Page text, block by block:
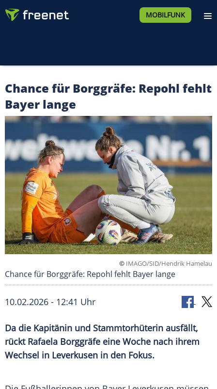
MOBILFUNK
Chance für Borggräfe: Repohl fehlt
Bayer lange
© IMAGO/SID/Hendrik Hamelau
Chance für Borggräfe: Repohl fehlt Bayer lange
10.02.2026 - 12:41 Uhr
Da die Kapitänin und Stammtorhüterin ausfällt,
rückt Rafaela Borggräfe eine Woche nach ihrem
Wechsel in Leverkusen in den Fokus.